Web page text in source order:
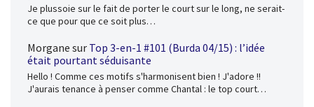
Je plussoie sur le fait de porter le court sur le long, ne serait-
ce que pour que ce soit plus…
Morgane sur Top 3-en-1 #101 (Burda 04/15) : l’idée
était pourtant séduisante
Hello ! Comme ces motifs s'harmonisent bien ! J'adore !!
J'aurais tenance à penser comme Chantal : le top court…